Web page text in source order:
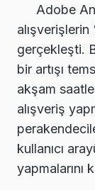
Adobe
gerçekleşti.
bir artışı
akşam
alışveriş
kullanıcı
yapmalarını